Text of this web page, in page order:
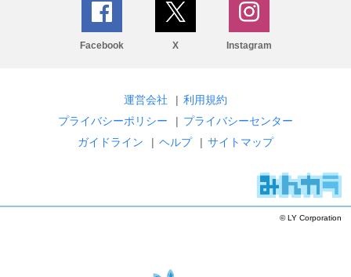
Facebook X Instagram
運営会社 | 利用規約
プライバシーポリシー
| プライバシーセンター
ガイドライン
| ヘルプ | サイトマップ
© LY Corporation